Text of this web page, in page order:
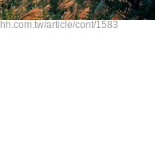
article/cont/1583